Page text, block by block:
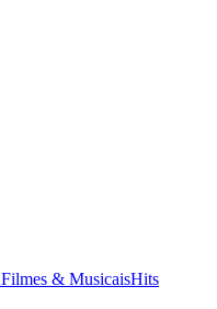
Filmes & MusicaisHits